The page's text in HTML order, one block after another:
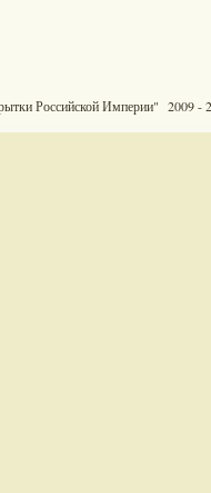
Российской Империи" 2009 -